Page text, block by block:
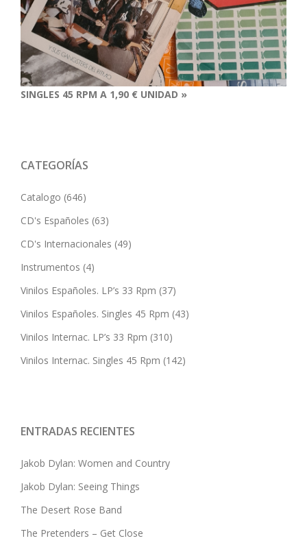
SINGLES 45 RPM A 1,90 € UNIDAD »
CATEGORÍAS
Catalogo (646)
CD's Españoles (63)
CD's Internacionales (49)
Instrumentos (4)
Vinilos Españoles. LP’s 33 Rpm (37)
Vinilos Españoles. Singles 45 Rpm (43)
Vinilos Internac. LP’s 33 Rpm (310)
Vinilos Internac. Singles 45 Rpm (142)
ENTRADAS RECIENTES
Jakob Dylan: Women and Country
Jakob Dylan: Seeing Things
The Desert Rose Band
The Pretenders – Get Close